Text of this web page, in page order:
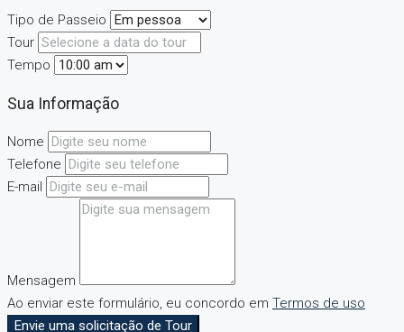
Tipo de Passeio
Tour
Tempo
Sua Informação
Nome
Telefone
E-mail
Mensagem
Ao enviar este formulário, eu concordo em Termos de uso
Envie uma solicitação de Tour